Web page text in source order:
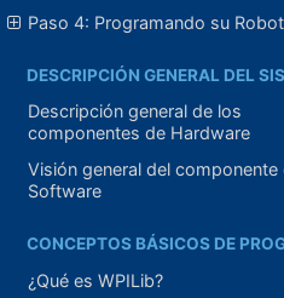
Paso 4: Programando su Robot
DESCRIPCIÓN GENERAL DEL
Descripción general de los
componentes de Hardware
Visión general del componente
Software
CONCEPTOS BÁSICOS DE
¿Qué es WPILib?